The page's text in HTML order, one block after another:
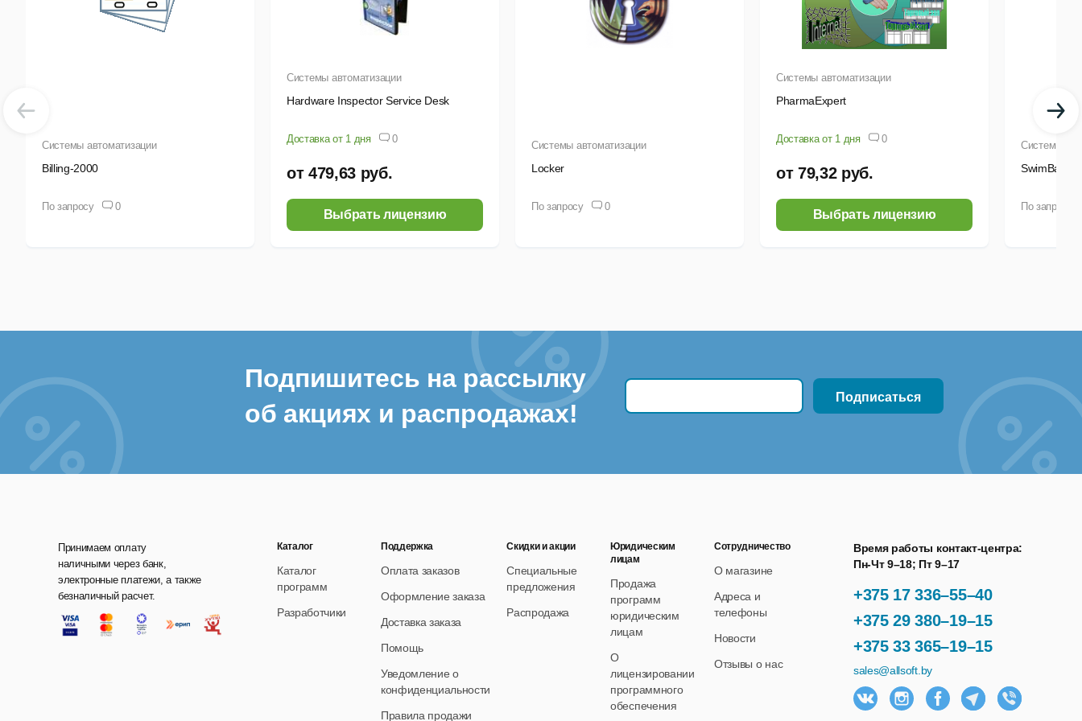
Мониторинг производственных процессов;
Инвентаризация основных средств;
Транспортные компании
Документы транспортировки;
Мониторинг состояния больных;
Истории болезни;
Аптеки.
Прием и оформление заказов;
Сортировка блюд и передача информации о заказанных блюдах;
Формирование перечня блюд и меню на текущий день;
Ведение учета на складе;
Системы автоматизации
Billing-2000
По запросу 0
Системы автоматизации
Hardware Inspector Service Desk
Доставка от 1 дня 0
от 479,63 руб.
Выбрать лицензию
Системы автоматизации
Locker
По запросу 0
Системы автоматизации
PharmaExpert
Доставка от 1 дня 0
от 79,32 руб.
Выбрать лицензию
Системы
SwimBase
По запросу
Подпишитесь на рассылку
об акциях и распродажах!
Принимаем оплату
наличными через банк,
электронные платежи, а также
безналичный расчет.
+375 17 336–55–40
+375 29 380–19–15
+375 33 365–19–15
Время работы контакт-центра:
Пн-Чт 9–18; Пт 9–17
sales@allsoft.by
Каталог
Каталог
программ
Разработчики
Поддержка
Оплата заказов
Оформление заказа
Доставка заказа
Помощь
Уведомление о
конфиденциальности
Правила продажи
Скидки и акции
Специальные
предложения
Распродажа
Юридическим
лицам
Продажа
программ
юридическим
лицам
О
лицензировании
программного
обеспечения
Сотрудничество
О магазине
Адреса и
телефоны
Новости
Отзывы о нас